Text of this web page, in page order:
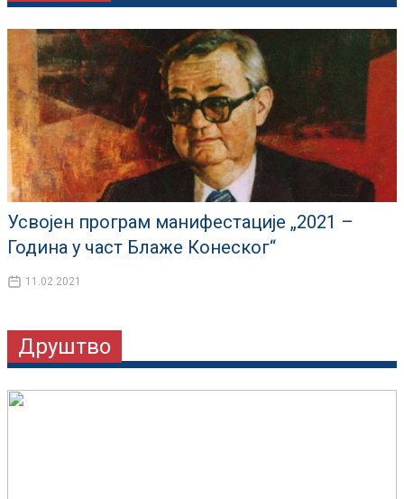
Усвојен програм манифестације „2021 –
Година у част Блаже Конеског“
11.02.2021
Друштво